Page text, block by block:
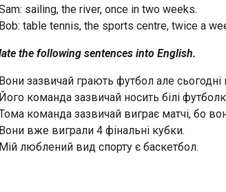
sailing, the river, once in two weeks.
Bob: table tennis, the sports centre, twice a
the following sentences into English.
Вони зазвичай грають футбол але
Його команда зазвичай носить білі
команда зазвичай виграє матчі, бо
Вони вже виграли 4 фінальні кубки.
Мій люблений вид спорту є баскетбол.